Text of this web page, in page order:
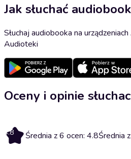
Jak słuchać
Słuchaj audiobooka na
Audioteki
Oceny i opinie
4.8 Średnia z 6 ocen: 4.8Średnia